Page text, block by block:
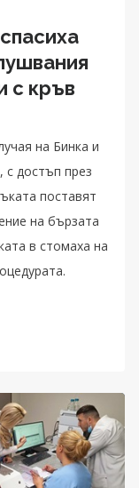
с кръв
на Бинка и
с достъп през
поставят
на бързата
в стомаха на